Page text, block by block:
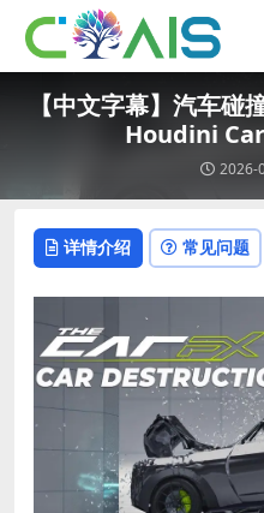
【中文字幕】汽车
Houdini
2026-
详情介绍 常见问题